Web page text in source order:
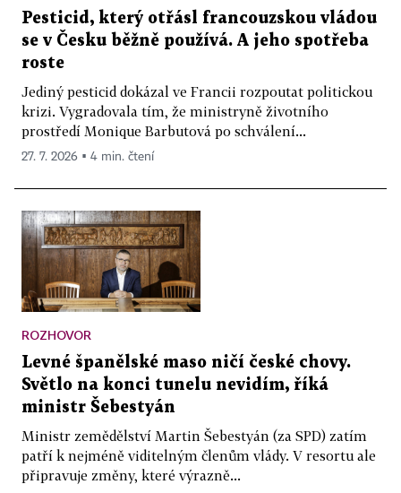
Pesticid, který otřásl francouzskou vládou
se v Česku běžně používá. A jeho spotřeba
roste
Jediný pesticid dokázal ve Francii rozpoutat politickou
krizi. Vygradovala tím, že ministryně životního
prostředí Monique Barbutová po schválení...
27. 7. 2026 ▪ 4 min. čtení
ROZHOVOR
Levné španělské maso ničí české chovy.
Světlo na konci tunelu nevidím, říká
ministr Šebestyán
Ministr zemědělství Martin Šebestyán (za SPD) zatím
patří k nejméně viditelným členům vlády. V resortu ale
připravuje změny, které výrazně...